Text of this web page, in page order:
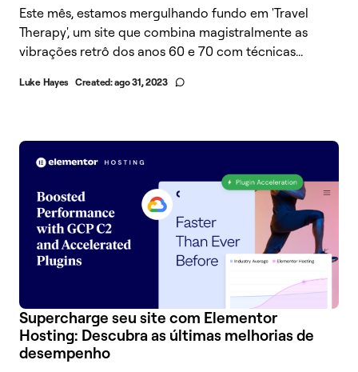
Este mês, estamos mergulhando fundo em 'Travel
Therapy', um site que combina magistralmente as
vibrações retrô dos anos 60 e 70 com técnicas...
Luke Hayes Created:ago 31, 2023
Supercharge seu site com Elementor
Hosting: Descubra as últimas melhorias de
desempenho